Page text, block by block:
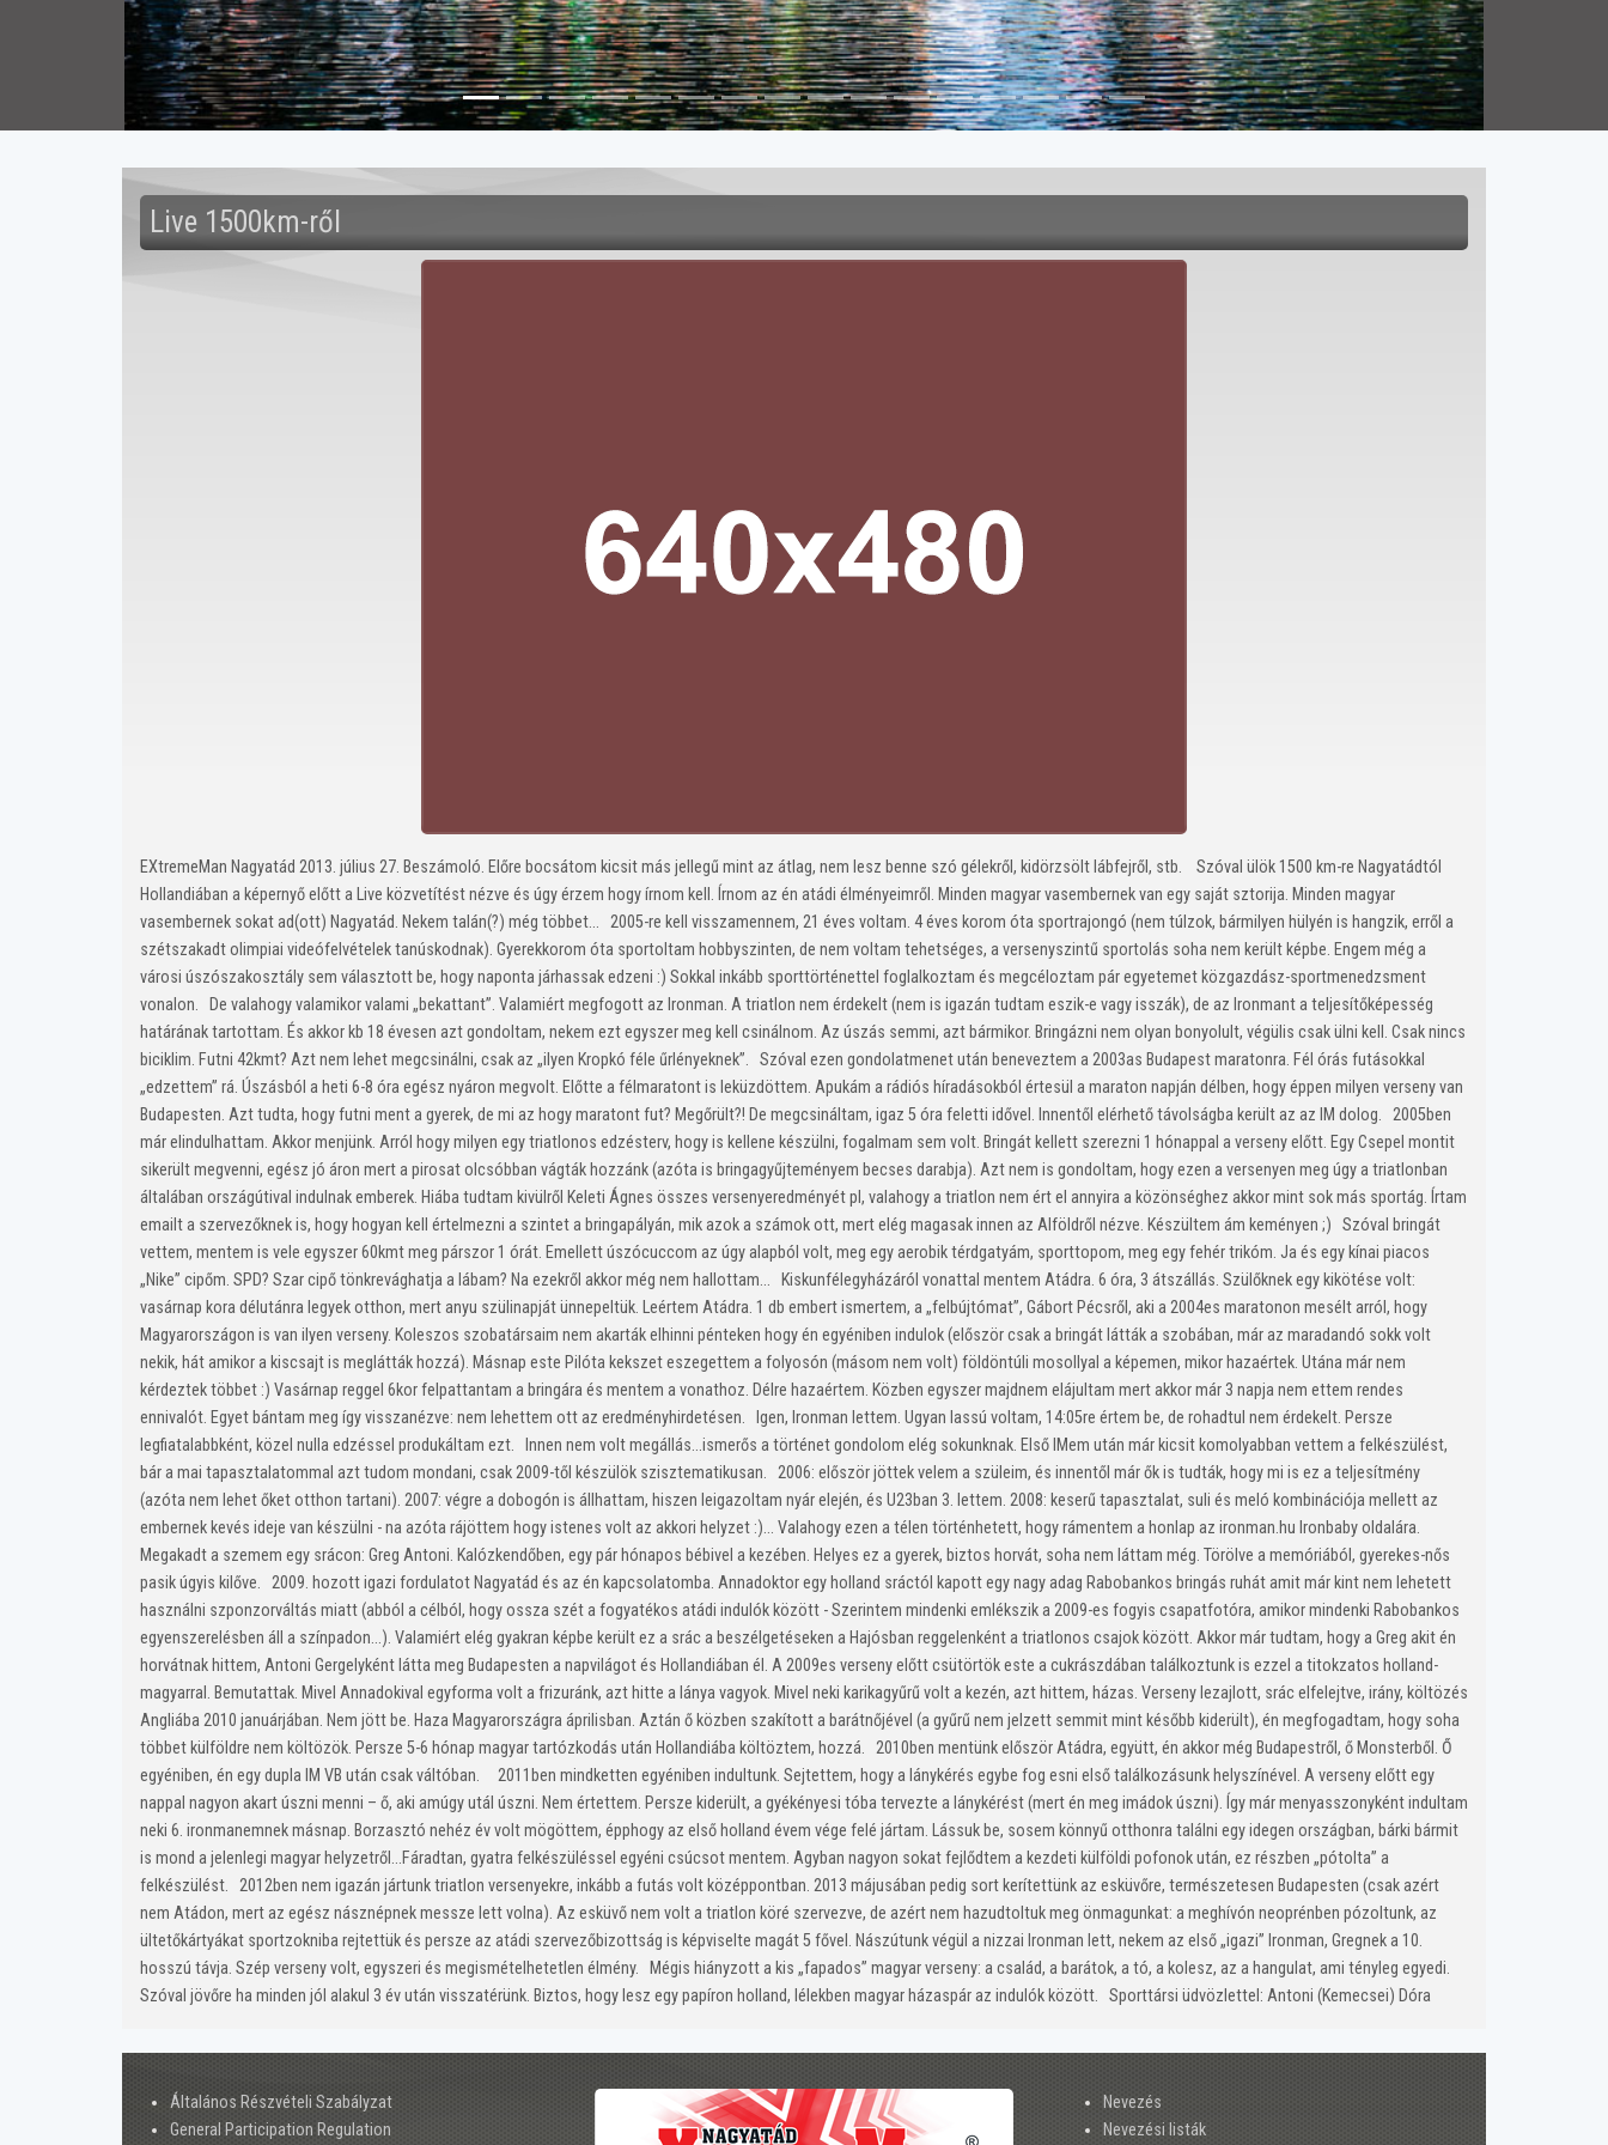
Live 1500km-ről
EXtremeMan Nagyatád 2013. július 27. Beszámoló. Előre bocsátom kicsit más jellegű mint az átlag, nem lesz benne szó gélekről, kidörzsölt lábfejről, stb. Szóval ülök 1500 km-re Nagyatádtól
Hollandiában a képernyő előtt a Live közvetítést nézve és úgy érzem hogy írnom kell. Írnom az én atádi élményeimről. Minden magyar vasembernek van egy saját sztorija. Minden magyar
vasembernek sokat ad(ott) Nagyatád. Nekem talán(?) még többet... 2005-re kell visszamennem, 21 éves voltam. 4 éves korom óta sportrajongó (nem túlzok, bármilyen hülyén is hangzik, erről a
szétszakadt olimpiai videófelvételek tanúskodnak). Gyerekkorom óta sportoltam hobbyszinten, de nem voltam tehetséges, a versenyszintű sportolás soha nem került képbe. Engem még a
városi úszószakosztály sem választott be, hogy naponta járhassak edzeni :) Sokkal inkább sporttörténettel foglalkoztam és megcéloztam pár egyetemet közgazdász-sportmenedzsment
vonalon. De valahogy valamikor valami „bekattant”. Valamiért megfogott az Ironman. A triatlon nem érdekelt (nem is igazán tudtam eszik-e vagy isszák), de az Ironmant a teljesítőképesség
határának tartottam. És akkor kb 18 évesen azt gondoltam, nekem ezt egyszer meg kell csinálnom. Az úszás semmi, azt bármikor. Bringázni nem olyan bonyolult, végülis csak ülni kell. Csak nincs
biciklim. Futni 42kmt? Azt nem lehet megcsinálni, csak az „ilyen Kropkó féle űrlényeknek”. Szóval ezen gondolatmenet után beneveztem a 2003as Budapest maratonra. Fél órás futásokkal
„edzettem” rá. Úszásból a heti 6-8 óra egész nyáron megvolt. Előtte a félmaratont is leküzdöttem. Apukám a rádiós híradásokból értesül a maraton napján délben, hogy éppen milyen verseny van
Budapesten. Azt tudta, hogy futni ment a gyerek, de mi az hogy maratont fut? Megőrült?! De megcsináltam, igaz 5 óra feletti idővel. Innentől elérhető távolságba került az az IM dolog. 2005ben
már elindulhattam. Akkor menjünk. Arról hogy milyen egy triatlonos edzésterv, hogy is kellene készülni, fogalmam sem volt. Bringát kellett szerezni 1 hónappal a verseny előtt. Egy Csepel montit
sikerült megvenni, egész jó áron mert a pirosat olcsóbban vágták hozzánk (azóta is bringagyűjteményem becses darabja). Azt nem is gondoltam, hogy ezen a versenyen meg úgy a triatlonban
általában országútival indulnak emberek. Hiába tudtam kivülről Keleti Ágnes összes versenyeredményét pl, valahogy a triatlon nem ért el annyira a közönséghez akkor mint sok más sportág. Írtam
emailt a szervezőknek is, hogy hogyan kell értelmezni a szintet a bringapályán, mik azok a számok ott, mert elég magasak innen az Alföldről nézve. Készültem ám keményen ;) Szóval bringát
vettem, mentem is vele egyszer 60kmt meg párszor 1 órát. Emellett úszócuccom az úgy alapból volt, meg egy aerobik térdgatyám, sporttopom, meg egy fehér trikóm. Ja és egy kínai piacos
„Nike” cipőm. SPD? Szar cipő tönkrevághatja a lábam? Na ezekről akkor még nem hallottam… Kiskunfélegyházáról vonattal mentem Atádra. 6 óra, 3 átszállás. Szülőknek egy kikötése volt:
vasárnap kora délutánra legyek otthon, mert anyu szülinapját ünnepeltük. Leértem Atádra. 1 db embert ismertem, a „felbújtómat”, Gábort Pécsről, aki a 2004es maratonon mesélt arról, hogy
Magyarországon is van ilyen verseny. Koleszos szobatársaim nem akarták elhinni pénteken hogy én egyéniben indulok (először csak a bringát látták a szobában, már az maradandó sokk volt
nekik, hát amikor a kiscsajt is meglátták hozzá). Másnap este Pilóta kekszet eszegettem a folyosón (másom nem volt) földöntúli mosollyal a képemen, mikor hazaértek. Utána már nem
kérdeztek többet :) Vasárnap reggel 6kor felpattantam a bringára és mentem a vonathoz. Délre hazaértem. Közben egyszer majdnem elájultam mert akkor már 3 napja nem ettem rendes
ennivalót. Egyet bántam meg így visszanézve: nem lehettem ott az eredményhirdetésen. Igen, Ironman lettem. Ugyan lassú voltam, 14:05re értem be, de rohadtul nem érdekelt. Persze
legfiatalabbként, közel nulla edzéssel produkáltam ezt. Innen nem volt megállás…ismerős a történet gondolom elég sokunknak. Első IMem után már kicsit komolyabban vettem a felkészülést,
bár a mai tapasztalatommal azt tudom mondani, csak 2009-től készülök szisztematikusan. 2006: először jöttek velem a szüleim, és innentől már ők is tudták, hogy mi is ez a teljesítmény
(azóta nem lehet őket otthon tartani). 2007: végre a dobogón is állhattam, hiszen leigazoltam nyár elején, és U23ban 3. lettem. 2008: keserű tapasztalat, suli és meló kombinációja mellett az
embernek kevés ideje van készülni - na azóta rájöttem hogy istenes volt az akkori helyzet :)… Valahogy ezen a télen történhetett, hogy rámentem a honlap az ironman.hu Ironbaby oldalára.
Megakadt a szemem egy srácon: Greg Antoni. Kalózkendőben, egy pár hónapos bébivel a kezében. Helyes ez a gyerek, biztos horvát, soha nem láttam még. Törölve a memóriából, gyerekes-nős
pasik úgyis kilőve. 2009. hozott igazi fordulatot Nagyatád és az én kapcsolatomba. Annadoktor egy holland sráctól kapott egy nagy adag Rabobankos bringás ruhát amit már kint nem lehetett
használni szponzorváltás miatt (abból a célból, hogy ossza szét a fogyatékos atádi indulók között - Szerintem mindenki emlékszik a 2009-es fogyis csapatfotóra, amikor mindenki Rabobankos
egyenszerelésben áll a színpadon…). Valamiért elég gyakran képbe került ez a srác a beszélgetéseken a Hajósban reggelenként a triatlonos csajok között. Akkor már tudtam, hogy a Greg akit én
horvátnak hittem, Antoni Gergelyként látta meg Budapesten a napvilágot és Hollandiában él. A 2009es verseny előtt csütörtök este a cukrászdában találkoztunk is ezzel a titokzatos holland-
magyarral. Bemutattak. Mivel Annadokival egyforma volt a frizuránk, azt hitte a lánya vagyok. Mivel neki karikagyűrű volt a kezén, azt hittem, házas. Verseny lezajlott, srác elfelejtve, irány, költözés
Angliába 2010 januárjában. Nem jött be. Haza Magyarországra áprilisban. Aztán ő közben szakított a barátnőjével (a gyűrű nem jelzett semmit mint később kiderült), én megfogadtam, hogy soha
többet külföldre nem költözök. Persze 5-6 hónap magyar tartózkodás után Hollandiába költöztem, hozzá. 2010ben mentünk először Atádra, együtt, én akkor még Budapestről, ő Monsterből. Ő
egyéniben, én egy dupla IM VB után csak váltóban. 2011ben mindketten egyéniben indultunk. Sejtettem, hogy a lánykérés egybe fog esni első találkozásunk helyszínével. A verseny előtt egy
nappal nagyon akart úszni menni – ő, aki amúgy utál úszni. Nem értettem. Persze kiderült, a gyékényesi tóba tervezte a lánykérést (mert én meg imádok úszni). Így már menyasszonyként indultam
neki 6. ironmanemnek másnap. Borzasztó nehéz év volt mögöttem, épphogy az első holland évem vége felé jártam. Lássuk be, sosem könnyű otthonra találni egy idegen országban, bárki bármit
is mond a jelenlegi magyar helyzetről…Fáradtan, gyatra felkészüléssel egyéni csúcsot mentem. Agyban nagyon sokat fejlődtem a kezdeti külföldi pofonok után, ez részben „pótolta” a
felkészülést. 2012ben nem igazán jártunk triatlon versenyekre, inkább a futás volt középpontban. 2013 májusában pedig sort kerítettünk az esküvőre, természetesen Budapesten (csak azért
nem Atádon, mert az egész násznépnek messze lett volna). Az esküvő nem volt a triatlon köré szervezve, de azért nem hazudtoltuk meg önmagunkat: a meghívón neoprénben pózoltunk, az
ültetőkártyákat sportzokniba rejtettük és persze az atádi szervezőbizottság is képviselte magát 5 fővel. Nászútunk végül a nizzai Ironman lett, nekem az első „igazi” Ironman, Gregnek a 10.
hosszú távja. Szép verseny volt, egyszeri és megismételhetetlen élmény. Mégis hiányzott a kis „fapados” magyar verseny: a család, a barátok, a tó, a kolesz, az a hangulat, ami tényleg egyedi.
Szóval jövőre ha minden jól alakul 3 év után visszatérünk. Biztos, hogy lesz egy papíron holland, lélekben magyar házaspár az indulók között. Sporttársi üdvözlettel: Antoni (Kemecsei) Dóra
Általános Részvételi Szabályzat
General Participation Regulation
Nevezés
Nevezési listák